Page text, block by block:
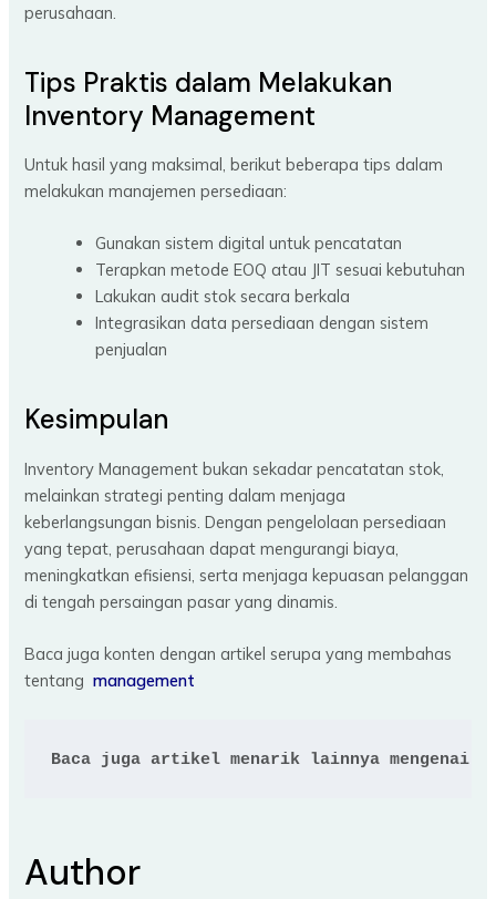
perusahaan.
Tips Praktis dalam Melakukan
Inventory Management
Untuk hasil yang maksimal, berikut beberapa tips dalam
melakukan manajemen persediaan:
Gunakan sistem digital untuk pencatatan
Terapkan metode EOQ atau JIT sesuai kebutuhan
Lakukan audit stok secara berkala
Integrasikan data persediaan dengan sistem
penjualan
Kesimpulan
Inventory Management bukan sekadar pencatatan stok,
melainkan strategi penting dalam menjaga
keberlangsungan bisnis. Dengan pengelolaan persediaan
yang tepat, perusahaan dapat mengurangi biaya,
meningkatkan efisiensi, serta menjaga kepuasan pelanggan
di tengah persaingan pasar yang dinamis.
Baca juga konten dengan artikel serupa yang membahas
tentang management
Baca juga artikel menarik lainnya mengenai
Author